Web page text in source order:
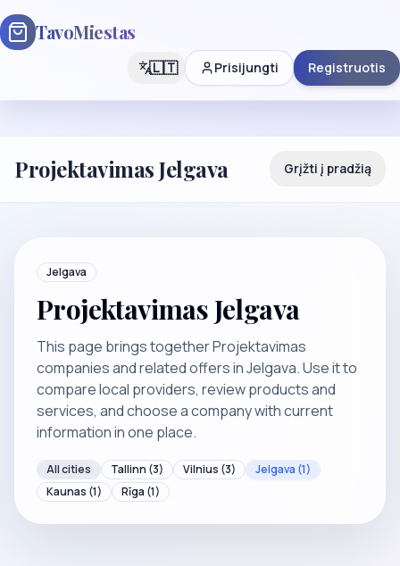
TavoMiestas
🇱🇹 Prisijungti Registruotis
Projektavimas Jelgava Grįžti į pradžią
Jelgava
Projektavimas Jelgava
This page brings together Projektavimas
companies and related offers in Jelgava. Use it to
compare local providers, review products and
services, and choose a company with current
information in one place.
All cities Tallinn (3) Vilnius (3) Jelgava (1)
Kaunas (1) Rīga (1)